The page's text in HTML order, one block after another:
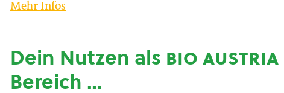
Mehr Infos
Dein Nutzen als bio austria
Bereich …